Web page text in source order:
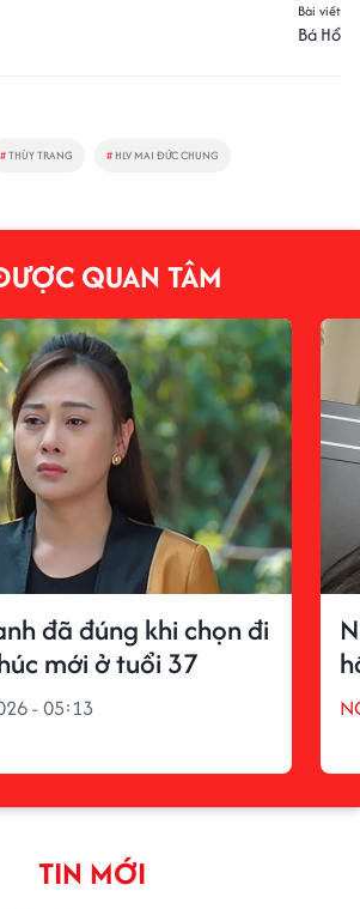
Bài viết
Bá Hổ
#THÙY TRANG # HLV MAI ĐỨC CHUNG
QUAN TÂM
đã đúng khi chọn đi
mới ở tuổi 37
- 05:13
TIN MỚI